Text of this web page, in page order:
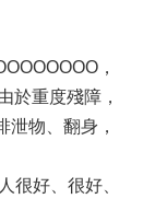
，
於重度殘障，
泄物、翻身，
很好、很好、